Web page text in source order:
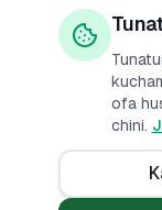
ofa
chini.